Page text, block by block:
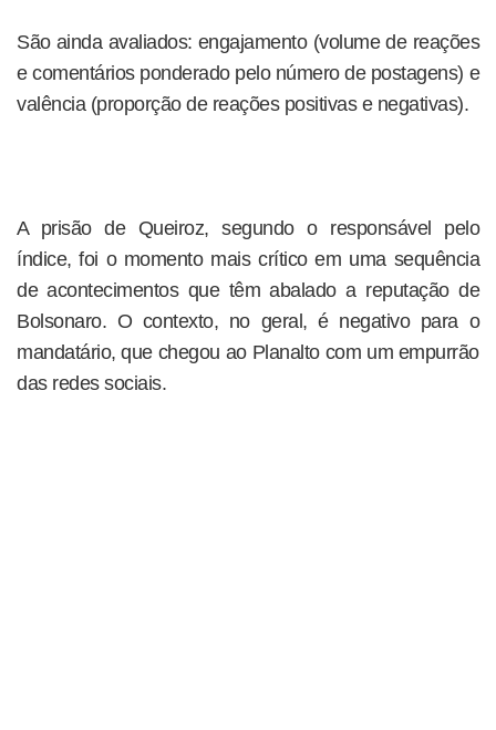
São ainda avaliados: engajamento (volume de reações
e comentários ponderado pelo número de postagens) e
valência (proporção de reações positivas e negativas).
A prisão de Queiroz, segundo o responsável pelo
índice, foi o momento mais crítico em uma sequência
de acontecimentos que têm abalado a reputação de
Bolsonaro. O contexto, no geral, é negativo para o
mandatário, que chegou ao Planalto com um empurrão
das redes sociais.